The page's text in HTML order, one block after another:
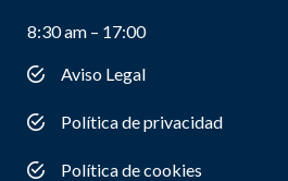
8:30 am – 17:00
Aviso Legal
Política de privacidad
Política de cookies